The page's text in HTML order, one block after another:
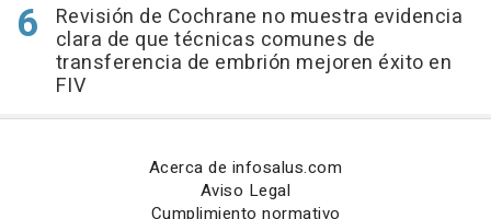
Revisión de Cochrane no muestra evidencia
clara de que técnicas comunes de
transferencia de embrión mejoren éxito en
FIV
Acerca de infosalus.com
Aviso Legal
Cumplimiento normativo